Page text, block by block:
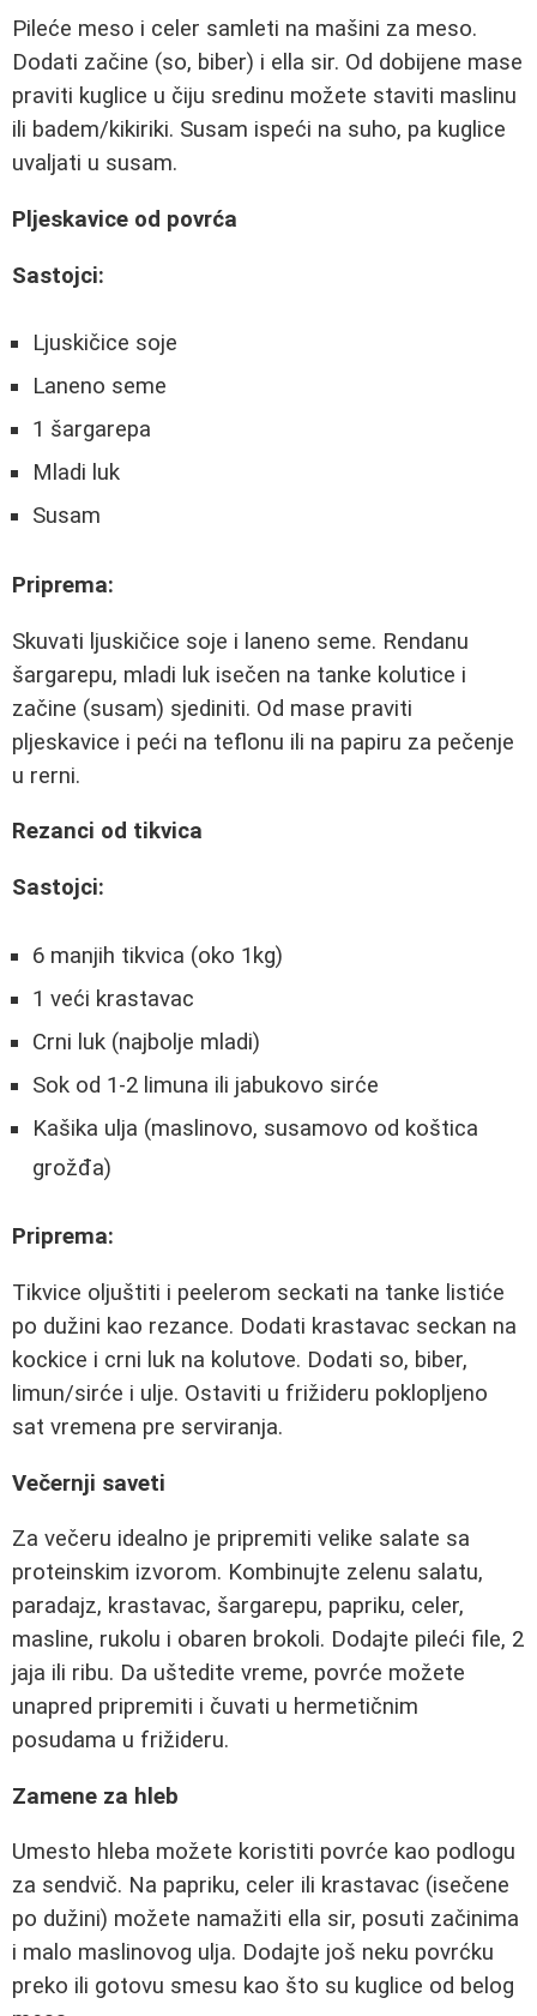
Pileće meso i celer samleti na mašini za meso.
Dodati začine (so, biber) i ella sir. Od dobijene mase
praviti kuglice u čiju sredinu možete staviti maslinu
ili badem/kikiriki. Susam ispeći na suho, pa kuglice
uvaljati u susam.
Pljeskavice od povrća
Sastojci:
Ljuskičice soje
Laneno seme
1 šargarepa
Mladi luk
Susam
Priprema:
Skuvati ljuskičice soje i laneno seme. Rendanu
šargarepu, mladi luk isečen na tanke kolutice i
začine (susam) sjediniti. Od mase praviti
pljeskavice i peći na teflonu ili na papiru za pečenje
u rerni.
Rezanci od tikvica
Sastojci:
6 manjih tikvica (oko 1kg)
1 veći krastavac
Crni luk (najbolje mladi)
Sok od 1-2 limuna ili jabukovo sirće
Kašika ulja (maslinovo, susamovo od koštica
grožđa)
Priprema:
Tikvice oljuštiti i peelerom seckati na tanke listiće
po dužini kao rezance. Dodati krastavac seckan na
kockice i crni luk na kolutove. Dodati so, biber,
limun/sirće i ulje. Ostaviti u frižideru poklopljeno
sat vremena pre serviranja.
Večernji saveti
Za večeru idealno je pripremiti velike salate sa
proteinskim izvorom. Kombinujte zelenu salatu,
paradajz, krastavac, šargarepu, papriku, celer,
masline, rukolu i obaren brokoli. Dodajte pileći file, 2
jaja ili ribu. Da uštedite vreme, povrće možete
unapred pripremiti i čuvati u hermetičnim
posudama u frižideru.
Zamene za hleb
Umesto hleba možete koristiti povrće kao podlogu
za sendvič. Na papriku, celer ili krastavac (isečene
po dužini) možete namažiti ella sir, posuti začinima
i malo maslinovog ulja. Dodajte još neku povrćku
preko ili gotovu smesu kao što su kuglice od belog